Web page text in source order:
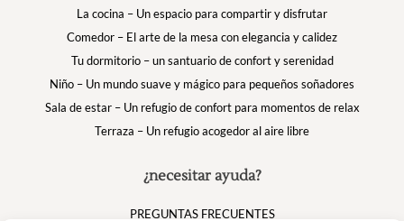
¿necesitar ayuda?
PREGUNTAS FRECUENTES
La cocina – Un espacio para compartir y disfrutar
Comedor – El arte de la mesa con elegancia y calidez
Tu dormitorio – un santuario de confort y serenidad
Niño – Un mundo suave y mágico para pequeños soñadores
Sala de estar – Un refugio de confort para momentos de relax
Terraza – Un refugio acogedor al aire libre